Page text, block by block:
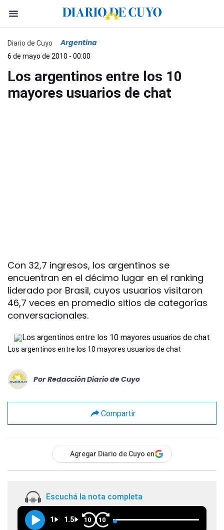
Diario de Cuyo Argentina
6 de mayo de 2010 - 00:00
Los argentinos entre los 10
mayores usuarios de chat
Con 32,7 ingresos, los argentinos se
encuentran en el décimo lugar en el ranking
liderado por Brasil, cuyos usuarios visitaron
46,7 veces en promedio sitios de categorías
conversacionales.
Los argentinos entre los 10 mayores usuarios de chat
Por Redacción Diario de Cuyo
Compartir
Agregar Diario de Cuyo en
Escuchá la nota completa
1 1.5 10 10